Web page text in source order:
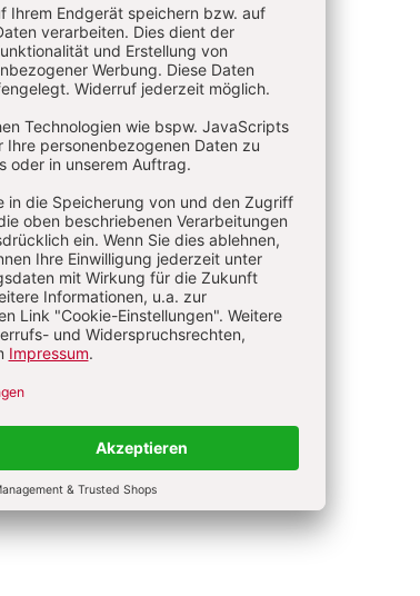
erkennen & begleiten
Michael Fink
erkennen & begleiten S. 24-25
:Sensory Play im
S. 30-31
:Sensory Play im Frühjahr